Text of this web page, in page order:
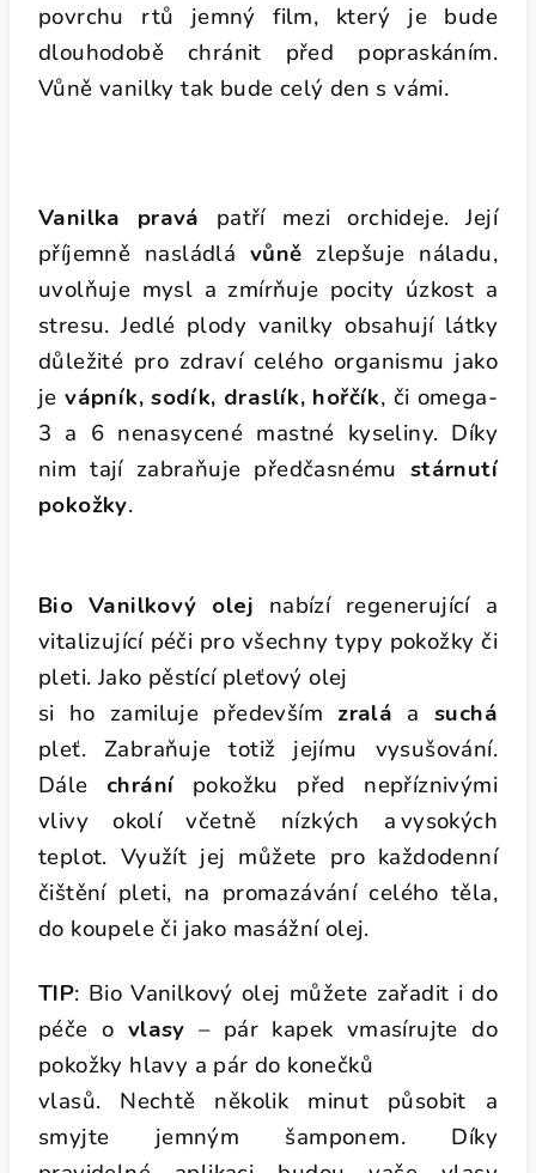
povrchu rtů jemný film, který je bude
dlouhodobě chránit před popraskáním.
Vůně vanilky tak bude celý den s vámi.
Vanilka pravá patří mezi orchideje. Její
příjemně nasládlá vůně zlepšuje náladu,
uvolňuje mysl a zmírňuje pocity úzkost a
stresu. Jedlé plody vanilky obsahují látky
důležité pro zdraví celého organismu jako
jevápník, sodík, draslík, hořčík, či omega-
3 a 6 nenasycené mastné kyseliny. Díky
nim tají zabraňuje předčasnému stárnutí
pokožky.
Bio Vanilkový olej nabízí regenerující a
vitalizující péči pro všechny typy pokožky či
pleti. Jako pěstící pleťový olej
si ho zamiluje především zralá a suchá
pleť. Zabraňuje totiž jejímu vysušování.
Dále chrání pokožku před nepříznivými
vlivy okolí včetně nízkých a vysokých
teplot. Využít jej můžete pro každodenní
čištění pleti, na promazávání celého těla,
do koupele či jako masážníolej.
TIP: Bio Vanilkový olej můžete zařadit i do
péče o vlasy – pár kapek vmasírujte do
pokožky hlavy a pár do konečků
vlasů. Nechtě několik minut působit a
smyjte jemným šamponem. Díky